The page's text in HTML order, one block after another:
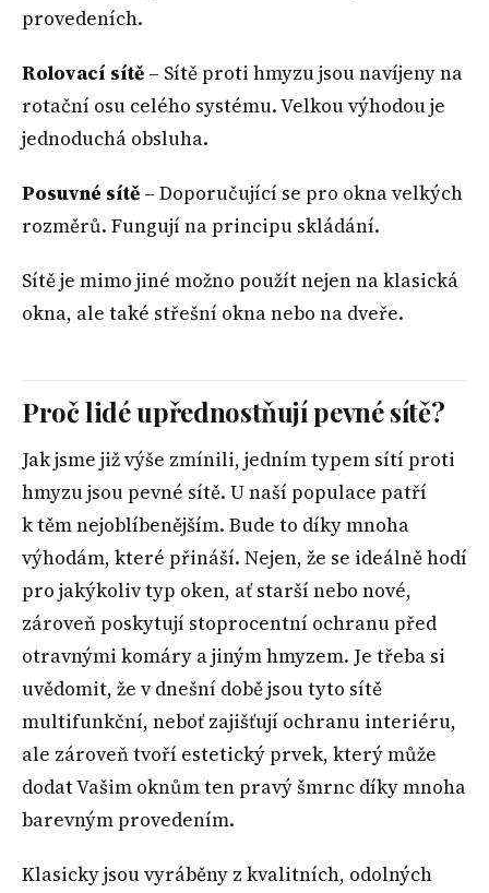
provedeních.
Rolovací sítě – Sítě proti hmyzu jsou navíjeny na
rotační osu celého systému. Velkou výhodou je
jednoduchá obsluha.
Posuvné sítě – Doporučující se pro okna velkých
rozměrů. Fungují na principu skládání.
Sítě je mimo jiné možno použít nejen na klasická
okna, ale také střešní okna nebo na dveře.
Proč lidé upřednostňují pevné sítě?
Jak jsme již výše zmínili, jedním typem sítí proti
hmyzu jsou pevné sítě. U naší populace patří
k těm nejoblíbenějším. Bude to díky mnoha
výhodám, které přináší. Nejen, že se ideálně hodí
pro jakýkoliv typ oken, ať starší nebo nové,
zároveň poskytují stoprocentní ochranu před
otravnými komáry a jiným hmyzem. Je třeba si
uvědomit, že v dnešní době jsou tyto sítě
multifunkční, neboť zajišťují ochranu interiéru,
ale zároveň tvoří estetický prvek, který může
dodat Vašim oknům ten pravý šmrnc díky mnoha
barevným provedením.
Klasicky jsou vyráběny z kvalitních, odolných